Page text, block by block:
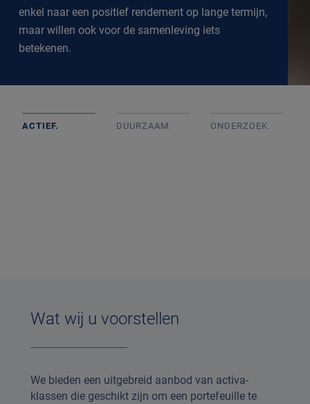
enkel naar een positief rendement op lange termijn,
maar willen ook voor de samenleving iets
betekenen.
ACTIEF. DUURZAAM. ONDERZOEK.
Wat wij u voorstellen
We bieden een uitgebreid aanbod van activa-
klassen die geschikt zijn om een portefeuille te